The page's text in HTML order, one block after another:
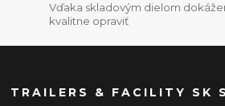
Vďaka skladovým dielom
kvalitne opraviť
TRAILERS & FACILITY SK